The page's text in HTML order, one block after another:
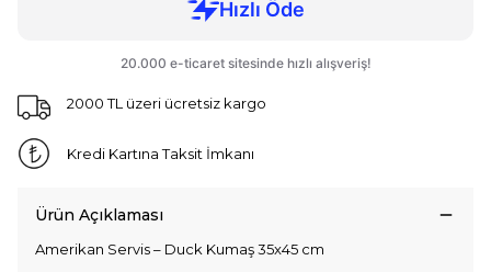
2000 TL üzeri ücretsiz kargo
Kredi Kartına Taksit İmkanı
Ürün Açıklaması
Amerikan Servis – Duck Kumaş 35x45 cm